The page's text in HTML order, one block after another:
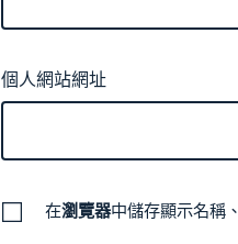
個人網站網址
在瀏覽器中儲存顯示名稱